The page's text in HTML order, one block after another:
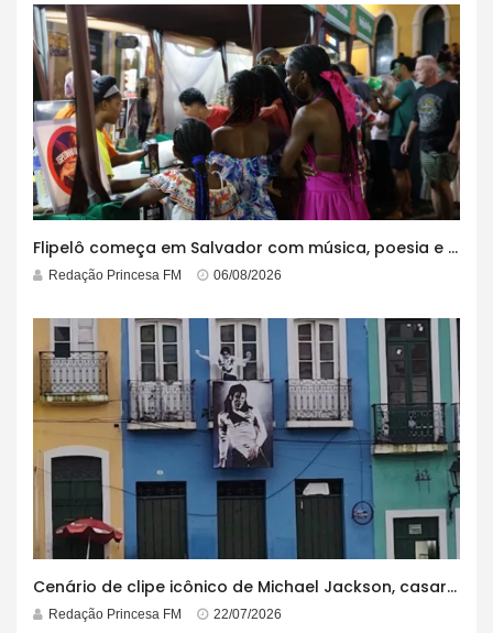
Flipelô começa em Salvador com música, poesia e grande participação
Redação Princesa FM 06/08/2026
Cenário de clipe icônico de Michael Jackson, casarão azul no centro do Pelourinho enfrenta ordem de desocupação
Redação Princesa FM 22/07/2026